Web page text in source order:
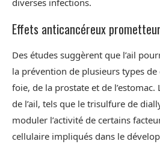
diverses infections.
Effets anticancéreux
Des études suggèrent que l’ail
la prévention de plusieurs types
foie, de la prostate et de l’estomac.
de l’ail, tels que le trisulfure de
moduler l’activité de certains
cellulaire impliqués dans le